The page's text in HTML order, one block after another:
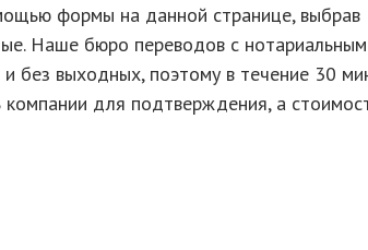
формы на данной странице, выбрав
Наше бюро переводов с нотариальным
без выходных, поэтому в течение 30
компании для подтверждения, а